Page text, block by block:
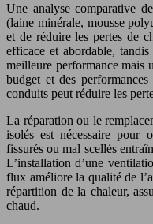
Une analyse comparative
(laine minérale, mousse
et de réduire les pertes de
efficace et abordable,
meilleure performance mais
budget et des
conduits peut réduire les
La réparation ou le
isolés est nécessaire pour
fissurés ou mal scellés
L’installation d’une
flux améliore la qualité de
répartition de la chaleur,
chaud.